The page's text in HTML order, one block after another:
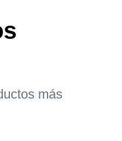
más